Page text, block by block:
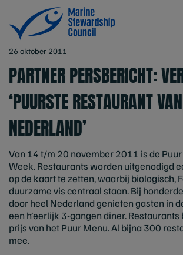
26 oktober 2011
PARTNER PERSBERICHT:
‘PUURSTE RESTAURANT VAN
NEDERLAND’
Van 14 t/m 20 november 2011 is de
Week. Restaurants worden uitgenodigd
op de kaart te zetten, waarbij biologisch,
duurzame vis centraal staan. Bij
door heel Nederland genieten gasten in
een h’eerlijk 3-gangen diner. Restaurants
prijs van het Puur Menu. Al bijna 300
mee.